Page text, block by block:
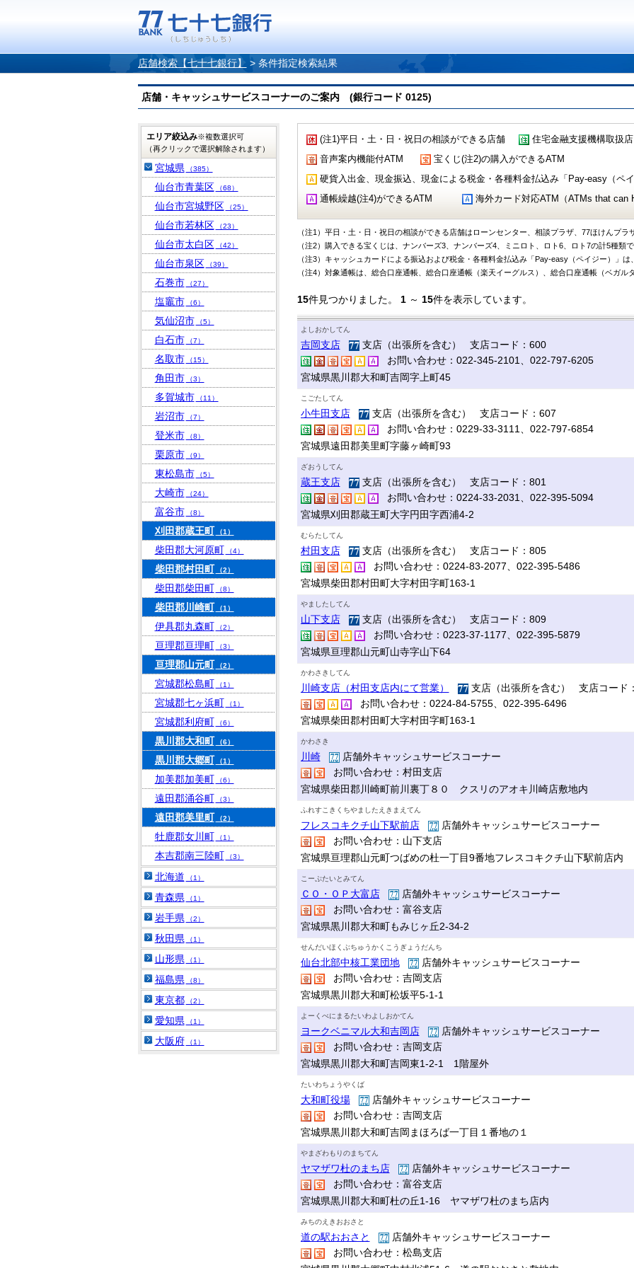
店舗検索【七十七銀行】 > 条件指定検索結果
店舗・キャッシュサービスコーナーのご案内 (銀行コード 0125)
(注1)平日・土・日・祝日の相談ができる店舗 住宅金融支援機構取扱店
音声案内機能付ATM
宝くじ(注2)の購入ができるATM
硬貨入出金、現金振込、現金による税金・各種料金払込み「Pay-easy（ペ
通帳繰越(注4)ができるATM
海外カード対応ATM（ATMs that can
（注1）平日・土・日・祝日の相談ができる店舗はローンセンター、相談プラザ、77ほけんプラ
（注2）購入できる宝くじは、ナンバーズ3、ナンバーズ4、ミニロト、ロト6、ロト7の計5種類で
（注3）キャッシュカードによる振込および税金・各種料金払込み「Pay-easy（ペイジー）」は
（注4）対象通帳は、総合口座通帳、総合口座通帳（楽天イーグルス）、総合口座通帳（ベガル
15件見つかりました。 1～ 15件を表示しています。
よしおかしてん
吉岡支店
支店（出張所を含む） 支店コード：600
お問い合わせ：022-345-2101、022-797-6205
宮城県黒川郡大和町吉岡字上町45
こごたしてん
小牛田支店
支店（出張所を含む） 支店コード：607
お問い合わせ：0229-33-3111、022-797-6854
宮城県遠田郡美里町字藤ヶ崎町93
ざおうしてん
蔵王支店
支店（出張所を含む） 支店コード：801
お問い合わせ：0224-33-2031、022-395-5094
宮城県刈田郡蔵王町大字円田字西浦4-2
むらたしてん
村田支店
支店（出張所を含む） 支店コード：805
お問い合わせ：0224-83-2077、022-395-5486
宮城県柴田郡村田町大字村田字町163-1
やましたしてん
山下支店
支店（出張所を含む） 支店コード：809
お問い合わせ：0223-37-1177、022-395-5879
宮城県亘理郡山元町山寺字山下64
かわさきしてん
川崎支店（村田支店内にて営業）
支店（出張所を含む） 支店コード
お問い合わせ：0224-84-5755、022-395-6496
宮城県柴田郡村田町大字村田字町163-1
かわさき
川崎
店舗外キャッシュサービスコーナー
お問い合わせ：村田支店
宮城県柴田郡川崎町前川裏丁８０ クスリのアオキ川崎店敷地内
ふれすこきくちやましたえきまえてん
フレスコキクチ山下駅前店
店舗外キャッシュサービスコーナー
お問い合わせ：山下支店
宮城県亘理郡山元町つばめの杜一丁目9番地フレスコキクチ山下駅前店内
こーぷたいとみてん
ＣＯ・ＯＰ大富店
店舗外キャッシュサービスコーナー
お問い合わせ：富谷支店
宮城県黒川郡大和町もみじヶ丘2-34-2
せんだいほくぶちゅうかくこうぎょうだんち
仙台北部中核工業団地
店舗外キャッシュサービスコーナー
お問い合わせ：吉岡支店
宮城県黒川郡大和町松坂平5-1-1
よーくべにまるたいわよしおかてん
ヨークベニマル大和吉岡店
店舗外キャッシュサービスコーナー
お問い合わせ：吉岡支店
宮城県黒川郡大和町吉岡東1-2-1 1階屋外
たいわちょうやくば
大和町役場
店舗外キャッシュサービスコーナー
お問い合わせ：吉岡支店
宮城県黒川郡大和町吉岡まほろば一丁目１番地の１
やまざわもりのまちてん
ヤマザワ杜のまち店
店舗外キャッシュサービスコーナー
お問い合わせ：富谷支店
宮城県黒川郡大和町杜の丘1-16 ヤマザワ杜のまち店内
みちのえきおおさと
道の駅おおさと
店舗外キャッシュサービスコーナー
お問い合わせ：松島支店
エリア絞込み※複数選択可
（再クリックで選択解除されます）
宮城県 （385）
仙台市青葉区 （68）
仙台市宮城野区 （25）
仙台市若林区 （23）
仙台市太白区 （42）
仙台市泉区 （39）
石巻市 （27）
塩竈市 （6）
気仙沼市 （5）
白石市 （7）
名取市 （15）
角田市 （3）
多賀城市 （11）
岩沼市 （7）
登米市 （8）
栗原市 （9）
東松島市 （5）
大崎市 （24）
富谷市 （8）
刈田郡蔵王町 （1）
柴田郡大河原町 （4）
柴田郡村田町 （2）
柴田郡柴田町 （8）
柴田郡川崎町 （1）
伊具郡丸森町 （2）
亘理郡亘理町 （3）
亘理郡山元町 （2）
宮城郡松島町 （1）
宮城郡七ヶ浜町 （1）
宮城郡利府町 （6）
黒川郡大和町 （6）
黒川郡大郷町 （1）
加美郡加美町 （6）
遠田郡涌谷町 （3）
遠田郡美里町 （2）
牡鹿郡女川町 （1）
本吉郡南三陸町 （3）
北海道 （1）
青森県 （1）
岩手県 （2）
秋田県 （1）
山形県 （1）
福島県 （8）
東京都 （2）
愛知県 （1）
大阪府 （1）